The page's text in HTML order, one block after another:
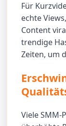
Für
echte
Content
trendige
Zeiten, um
Viele SMM-